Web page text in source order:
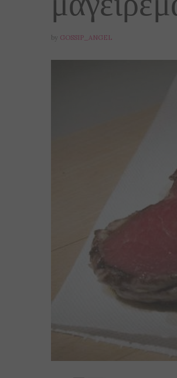
by GOSSIP_ANGEL